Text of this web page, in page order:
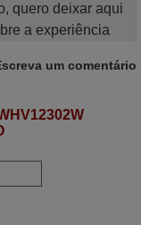
quero deixar aqui
a experiência
Acolhimento da
o processo,
dos
DOU A NOTA
um comentário